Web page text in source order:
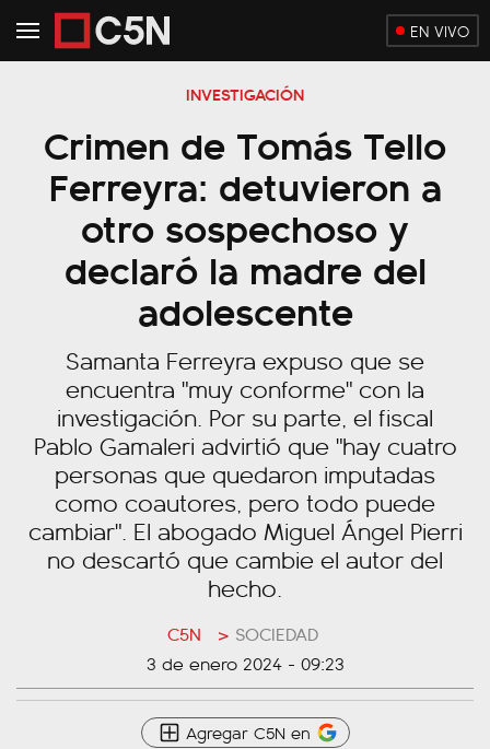
EN VIVO
INVESTIGACIÓN
Crimen de Tomás Tello
Ferreyra: detuvieron a
otro sospechoso y
declaró la madre del
adolescente
Samanta Ferreyra expuso que se
encuentra "muy conforme" con la
investigación. Por su parte, el fiscal
Pablo Gamaleri advirtió que "hay cuatro
personas que quedaron imputadas
como coautores, pero todo puede
cambiar". El abogado Miguel Ángel Pierri
no descartó que cambie el autor del
hecho.
C5N > SOCIEDAD
3 de enero 2024 - 09:23
Agregar C5N en